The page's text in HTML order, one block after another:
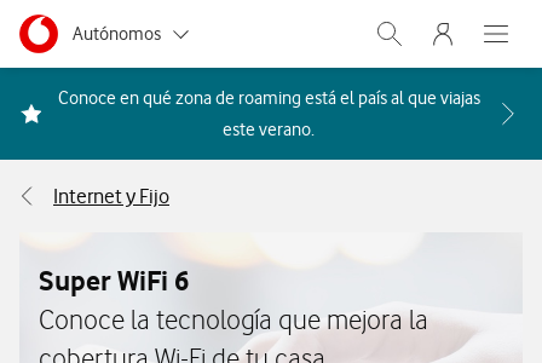
Ir a la pagina principal de vodafone.es
Menu navegación Segmento
Autónomos
Pymes
Abrir buscador.
Menu
Abre
Conoce en qué zona de roaming está el país al que viajas
este verano. Acceder a la FAQ Qué
Internet y Fijo
Super WiFi 6
Conoce la tecnología que mejora la